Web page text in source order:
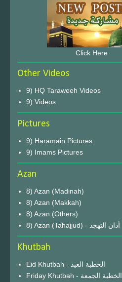
Click Here
Other Videos
9) HQ Taraweeh Videos
9) Videos
Pictures
9) Haramain Pictures
9) Imams Pictures
Azan
8) Azan (Madinah)
8) Azan (Makkah)
8) Azan (Others)
8) Azan (Tahajjud) - أذان التهجد
Khutbah
Eid Khutbah - الخطبة العيد
Friday Khutbah - الخطبة الجمعة